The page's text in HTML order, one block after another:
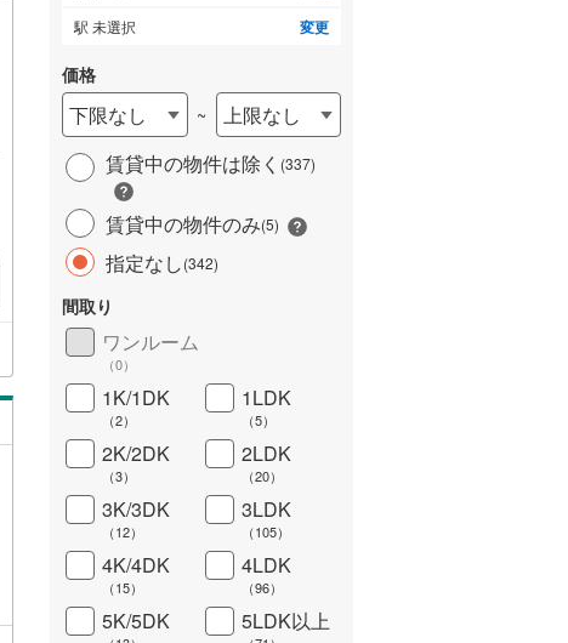
駅 未選択 変更
価格
下限なし ~
上限なし
賃貸中の物件は除く (337)
賃貸中の物件のみ(5)
指定なし(342)
間取り
ワンルーム
（0）
1K/1DK
（2）
1LDK
（5）
2K/2DK
（3）
2LDK
（20）
3K/3DK
（12）
3LDK
（105）
4K/4DK
（15）
4LDK
（96）
5K/5DK 5LDK以上
長期優良住宅 ）
詳しく見る